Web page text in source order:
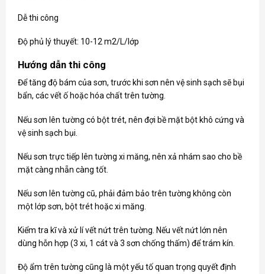
Dễ thi công
Độ phủ lý thuyết: 10-12 m2/L/lớp
Hướng dẫn thi công
Để tăng độ bám của sơn, trước khi sơn nên vệ sinh sạch sẽ bụi
bẩn, các vết ố hoặc hóa chất trên tường.
Nếu sơn lên tường có bột trét, nên đợi bề mặt bột khô cứng và
vệ sinh sạch bụi.
Nếu sơn trực tiếp lên tường xi măng, nên xả nhám sao cho bề
mặt càng nhẵn càng tốt.
Nếu sơn lên tường cũ, phải đảm bảo trên tường không còn
một lớp sơn, bột trét hoặc xi măng.
Kiểm tra kĩ và xử lí vết nứt trên tường. Nếu vết nứt lớn nên
dùng hỗn hợp (3 xi, 1 cát và 3 sơn chống thấm) để trám kín.
Độ ẩm trên tường cũng là một yếu tố quan trọng quyết định